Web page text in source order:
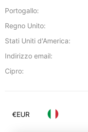
Portogallo:
Regno Unito:
Stati Uniti d'America:
Indirizzo email:
Cipro:
€EUR